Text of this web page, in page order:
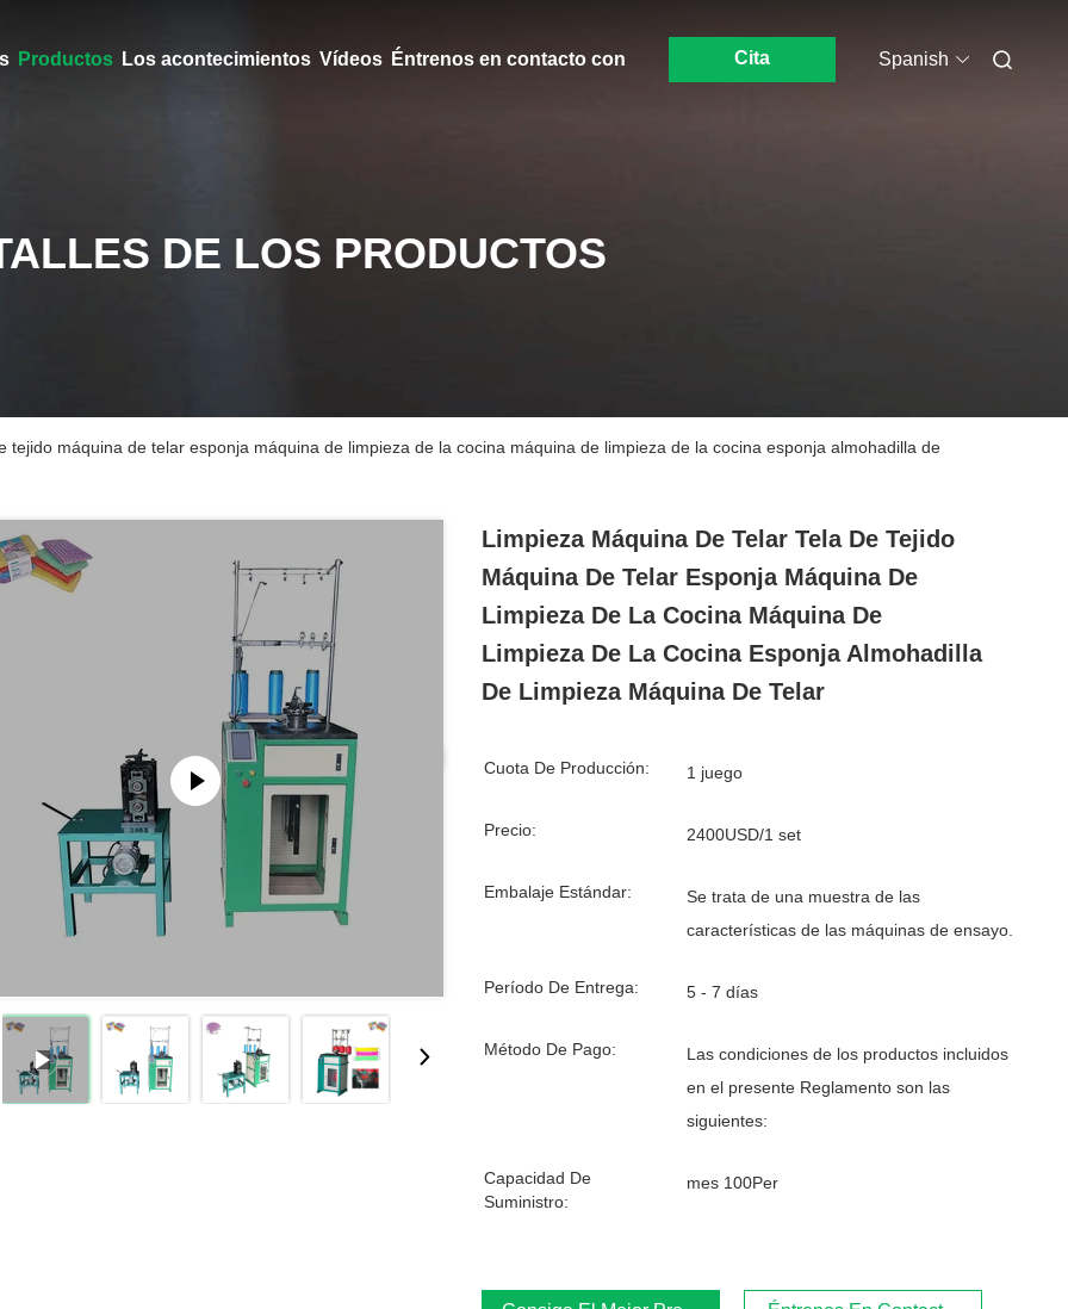
Productos Los acontecimientos Vídeos Éntrenos en contacto con Cita Spanish
DE LOS PRODUCTOS
tejido máquina de telar esponja máquina de limpieza de la cocina máquina de limpieza de la cocina esponja almohadilla de
Limpieza Máquina De Telar Tela De Tejido
Máquina De Telar Esponja Máquina De
Limpieza De La Cocina Máquina De
Limpieza De La Cocina Esponja Almohadilla
De Limpieza Máquina De Telar
Cuota De Producción: 1 juego
Precio: 2400USD/1 set
Embalaje Estándar:
Se trata de una muestra de las
características de las máquinas de ensayo.
Período De Entrega: 5 - 7 días
Método De Pago:
Las condiciones de los productos incluidos
en el presente Reglamento son las
siguientes:
Capacidad De
Suministro:
mes 100Per